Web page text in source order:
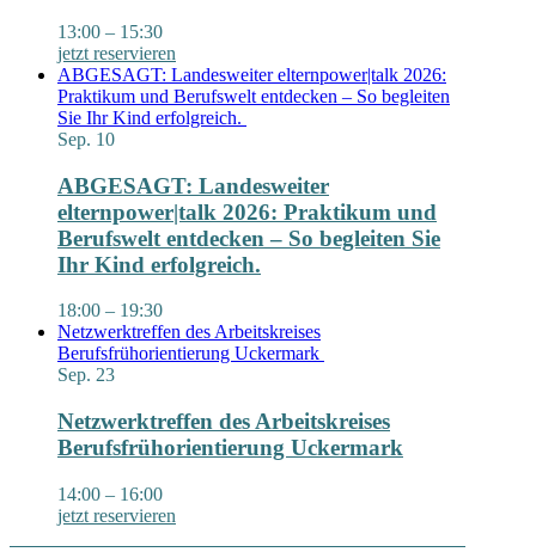
13:00 – 15:30
jetzt reservieren
ABGESAGT: Landesweiter elternpower|talk 2026:
Praktikum und Berufswelt entdecken – So begleiten
Sie Ihr Kind erfolgreich.
Sep. 10
ABGESAGT: Landesweiter
elternpower|talk 2026: Praktikum und
Berufswelt entdecken – So begleiten Sie
Ihr Kind erfolgreich.
18:00 – 19:30
Netzwerktreffen des Arbeitskreises
Berufsfrühorientierung Uckermark
Sep. 23
Netzwerktreffen des Arbeitskreises
Berufsfrühorientierung Uckermark
14:00 – 16:00
jetzt reservieren